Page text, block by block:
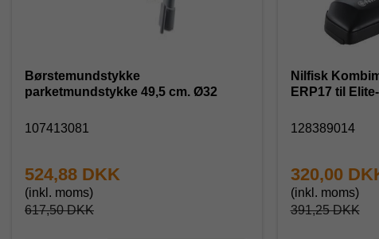
Børstemundstykke
parketmundstykke 49,5 cm. Ø32
107413081
617,50 DKK
524,88 DKK
(inkl. moms)
Nilfisk
ERP17 til
128389014
391,25 DKK
320,00
(inkl. moms)